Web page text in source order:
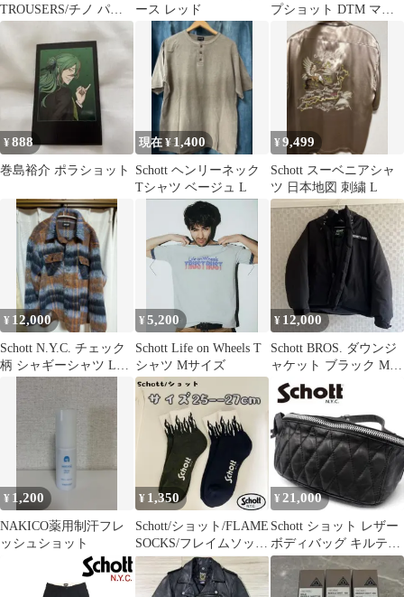
TROUSERS/チノ パン
ース レッド
プショット DTM マル
チウォレット 新品 正規
¥888
巻島裕介 ポラショット
現在 ¥1,400
Schott ヘンリーネック
Tシャツ ベージュ L
¥9,499
Schott スーベニアシャ
ツ 日本地図 刺繍 L
¥ 12,000
Schott N.Y.C. チェック
柄 シャギーシャツ Lサ
¥5,200
Schott Life on Wheels T
シャツ Mサイズ
¥ 12,000
Schott BROS. ダウンジ
ャケット ブラック Mサ
イズ
¥ 1,200
NAKICO薬用制汗フレ
ッシュショット
¥ 1,350
Schott/ショット/FLAME
SOCKS/フレイムソック
ス2
¥ 21,000
Schott ショット レザー
ボディバッグ キルティ
ング 黒